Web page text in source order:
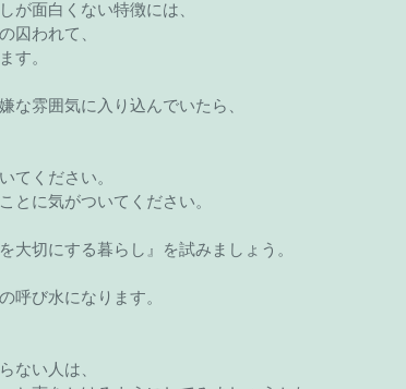
が面白くない特徴には、
囚われて、
す。
な雰囲気に入り込んでいたら、
てください。
とに気がついてください。
大切にする暮らし』を試みましょう。
呼び水になります。
ない人は、